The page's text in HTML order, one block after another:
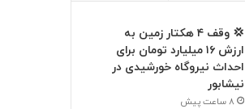
💢 وقف ۴ هکتار زمین به
ارزش ۱۶ میلیارد تومان برای
احداث نیروگاه خورشیدی در
نیشابور
۸ ساعت پیش